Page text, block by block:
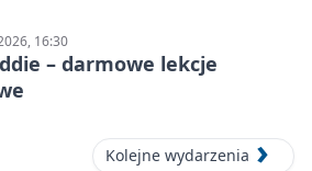
16:30
– darmowe lekcje
Kolejne wydarzenia